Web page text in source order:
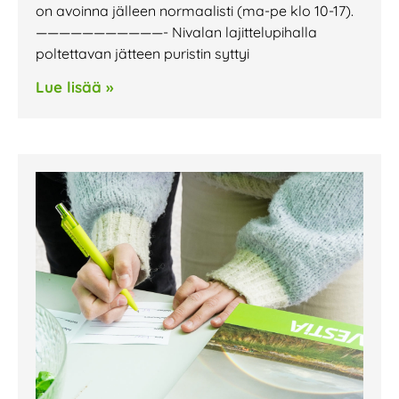
on avoinna jälleen normaalisti (ma-pe klo 10-17).
———————————- Nivalan lajittelupihalla
poltettavan jätteen puristin syttyi
Lue lisää »